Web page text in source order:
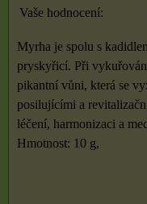
Vaše hodnocení:
Myrha je spolu s
pryskyřicí. Při
pikantní vůni, která se
posilujícími a
léčení, harmonizaci a
Hmotnost: 10 g,